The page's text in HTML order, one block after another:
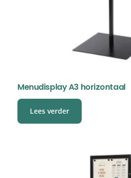
Menudisplay A3 horizontaal
Lees verder